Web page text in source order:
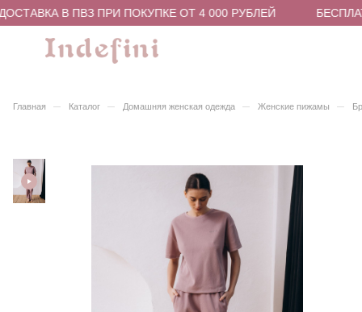
В ПВЗ ПРИ ПОКУПКЕ ОТ 4 000 РУБЛЕЙ
Главная – Каталог – Домашняя женская одежда – Женские пижамы –